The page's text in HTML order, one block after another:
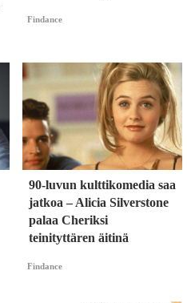
Findance
90-luvun kulttikomedia saa
jatkoa – Alicia Silverstone
palaa Cheriksi
teinityttären äitinä
Findance